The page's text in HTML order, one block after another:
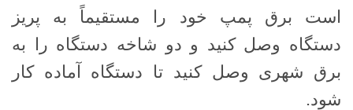
است برق پمپ خود را مستقیماً به پریز
دستگاه وصل کنید و دو شاخه دستگاه را به
برق شهری وصل کنید تا دستگاه آماده کار
شود.